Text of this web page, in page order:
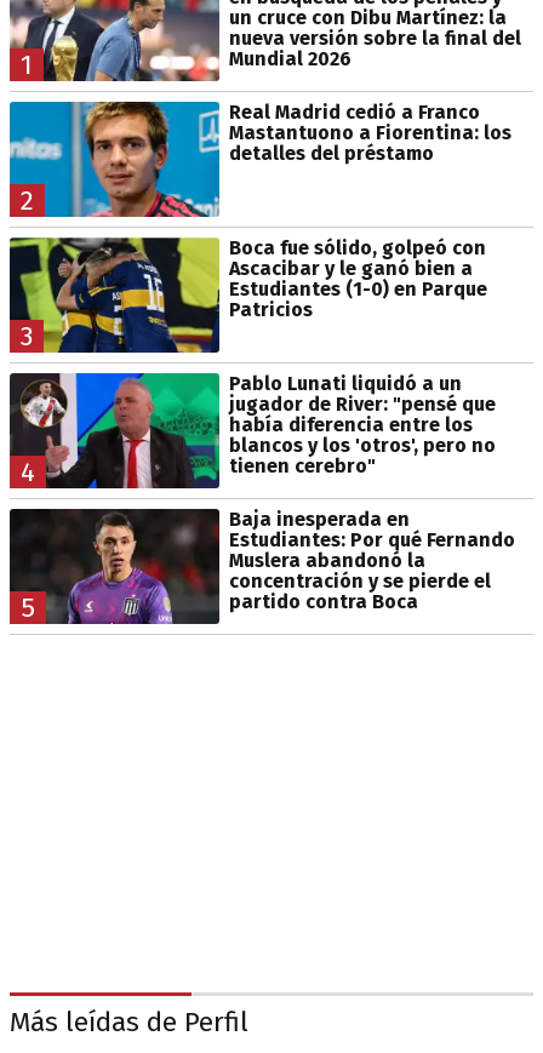
1
un cruce con Dibu Martínez: la
nueva versión sobre la final del
Mundial 2026
2
Real Madrid cedió a Franco
Mastantuono a Fiorentina: los
detalles del préstamo
3
Boca fue sólido, golpeó con
Ascacibar y le ganó bien a
Estudiantes (1-0) en Parque
Patricios
4
Pablo Lunati liquidó a un
jugador de River: "pensé que
había diferencia entre los
blancos y los 'otros', pero no
tienen cerebro"
5
Baja inesperada en
Estudiantes: Por qué Fernando
Muslera abandonó la
concentración y se pierde el
partido contra Boca
Más leídas de Perfil